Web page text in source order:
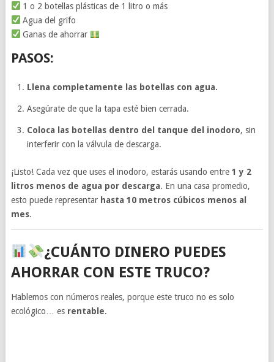
1 o 2 botellas plásticas de 1 litro o más
Agua del grifo
Ganas de ahorrar
PASOS:
Llena completamente las botellas con agua.
Asegúrate de que la tapa esté bien cerrada.
Coloca las botellas dentro del tanque del inodoro, sin
interferir con la válvula de descarga.
¡Listo! Cada vez que uses el inodoro, estarás usando entre 1 y 2
litros menos de agua por descarga. En una casa promedio,
esto puede representar hasta 10 metros cúbicos menos al
mes.
¿CUÁNTO DINERO PUEDES
AHORRAR CON ESTE TRUCO?
Hablemos con números reales, porque este truco no es solo
ecológico… es rentable.